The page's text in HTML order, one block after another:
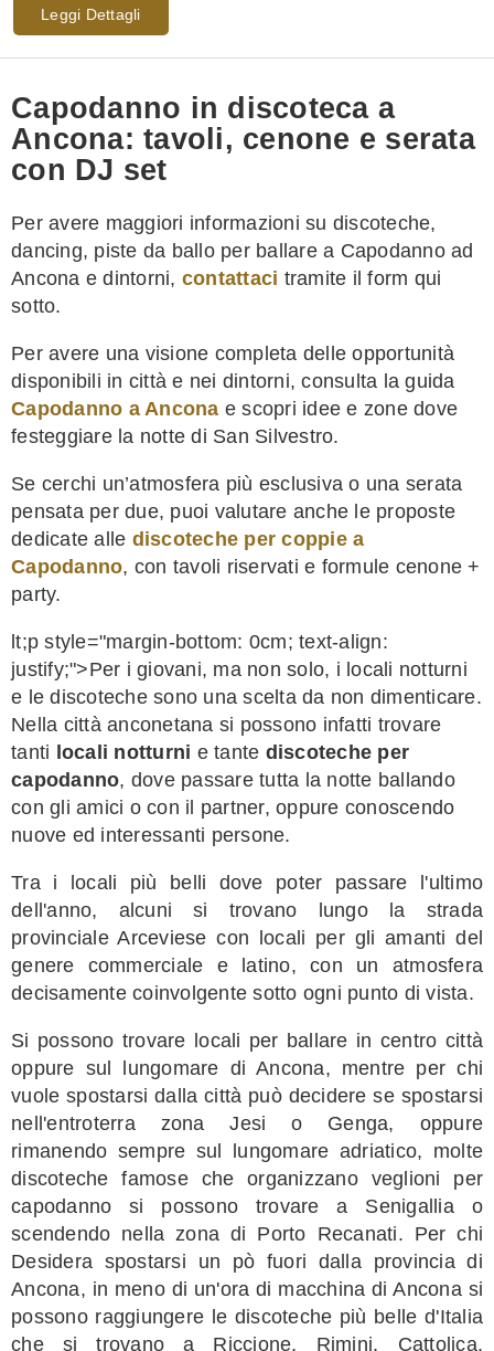
Leggi Dettagli
Capodanno in discoteca a
Ancona: tavoli, cenone e serata
con DJ set
Per avere maggiori informazioni su discoteche,
dancing, piste da ballo per ballare a Capodanno ad
Ancona e dintorni, contattaci tramite il form qui
sotto.
Per avere una visione completa delle opportunità
disponibili in città e nei dintorni, consulta la guida
Capodanno a Ancona e scopri idee e zone dove
festeggiare la notte di San Silvestro.
Se cerchi un’atmosfera più esclusiva o una serata
pensata per due, puoi valutare anche le proposte
dedicate alle discoteche per coppie a
Capodanno, con tavoli riservati e formule cenone +
party.
lt;p style="margin-bottom: 0cm; text-align:
justify;">Per i giovani, ma non solo, i locali notturni
e le discoteche sono una scelta da non dimenticare.
Nella città anconetana si possono infatti trovare
tanti locali notturni e tante discoteche per
capodanno, dove passare tutta la notte ballando
con gli amici o con il partner, oppure conoscendo
nuove ed interessanti persone.
Tra i locali più belli dove poter passare l'ultimo
dell'anno, alcuni si trovano lungo la strada
provinciale Arceviese con locali per gli amanti del
genere commerciale e latino, con un atmosfera
decisamente coinvolgente sotto ogni punto di vista.
Si possono trovare locali per ballare in centro città
oppure sul lungomare di Ancona, mentre per chi
vuole spostarsi dalla città può decidere se spostarsi
nell'entroterra zona Jesi o Genga, oppure
rimanendo sempre sul lungomare adriatico, molte
discoteche famose che organizzano veglioni per
capodanno si possono trovare a Senigallia o
scendendo nella zona di Porto Recanati. Per chi
Desidera spostarsi un pò fuori dalla provincia di
Ancona, in meno di un'ora di macchina di Ancona si
possono raggiungere le discoteche più belle d'Italia
che si trovano a Riccione, Rimini, Cattolica,